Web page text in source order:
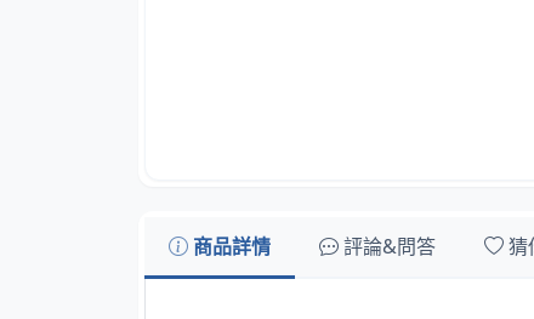
商品詳情 評論&問答 猜